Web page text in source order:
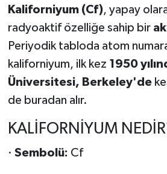
Kaliforniyum (Cf), yapay
radyoaktif özelliğe sahip bir
Periyodik tabloda atom
kaliforniyum, ilk kez 1950
Üniversitesi, Berkeley'de
de buradan alır.
KALİFORNİYUM
· Sembolü: Cf